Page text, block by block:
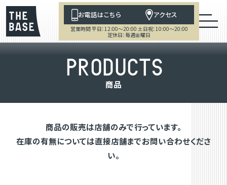
お電話はこちら アクセス
営業時間 平日：12:00～20:00 土日祝：10:00～20:00
定休日：毎週金曜日
PRODUCTS
商品
商品の販売は店舗のみで行っています。
在庫の有無については直接店舗までお問い合わせくださ
い。